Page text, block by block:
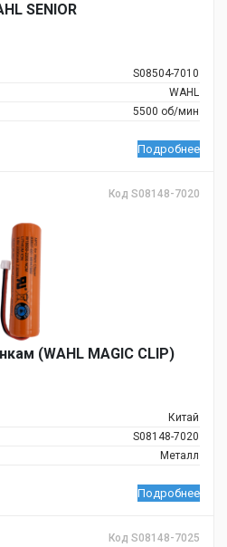
SENIOR
S08504-7010
WAHL
5500 об/мин
Подробнее
Код S08148-7020
(WAHL MAGIC CLIP)
Китай
S08148-7020
Металл
Подробнее
Код S08148-7025